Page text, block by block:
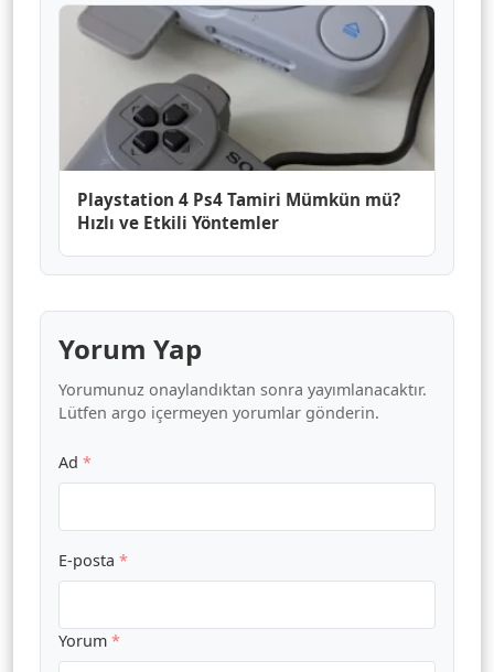
Playstation 4 Ps4 Tamiri Mümkün mü?
Hızlı ve Etkili Yöntemler
Yorum Yap
Yorumunuz onaylandıktan sonra yayımlanacaktır.
Lütfen argo içermeyen yorumlar gönderin.
Ad *
E-posta *
Yorum *